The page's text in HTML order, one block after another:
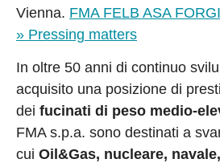
Vienna. FMA FELB ASA
» Pressing matters
In oltre 50 anni di continuo
acquisito una posizione di
dei fucinati di peso medio-
FMA s.p.a. sono destinati a
cui Oil&Gas, nucleare,